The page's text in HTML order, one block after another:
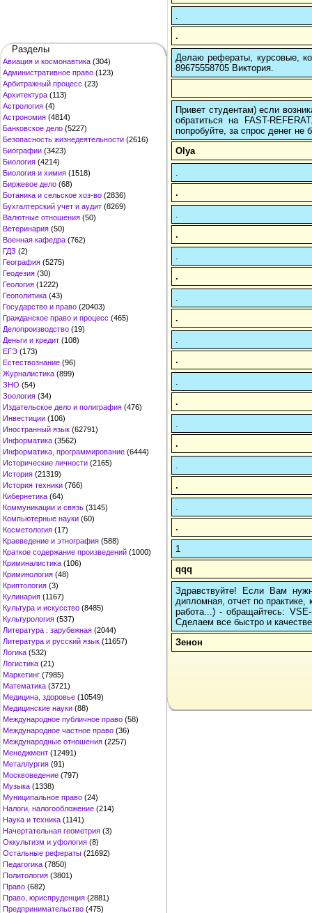
Разделы
Авиация и космонавтика (304)
Административное право (123)
Арбитражный процесс (23)
Архитектура (113)
Астрология (4)
Астрономия (4814)
Банковское дело (5227)
Безопасность жизнедеятельности (2616)
Биографии (3423)
Биология (4214)
Биология и химия (1518)
Биржевое дело (68)
Ботаника и сельское хоз-во (2836)
Бухгалтерский учет и аудит (8269)
Валютные отношения (50)
Ветеринария (50)
Военная кафедра (762)
ГДЗ (2)
География (5275)
Геодезия (30)
Геология (1222)
Геополитика (43)
Государство и право (20403)
Гражданское право и процесс (465)
Делопроизводство (19)
Деньги и кредит (108)
ЕГЭ (173)
Естествознание (96)
Журналистика (899)
ЗНО (54)
Зоология (34)
Издательское дело и полиграфия (476)
Инвестиции (106)
Иностранный язык (62791)
Информатика (3562)
Информатика, программирование (6444)
Исторические личности (2165)
История (21319)
История техники (766)
Кибернетика (64)
Коммуникации и связь (3145)
Компьютерные науки (60)
Косметология (17)
Краеведение и этнография (588)
Краткое содержание произведений (1000)
Криминалистика (106)
Криминология (48)
Криптология (3)
Кулинария (1167)
Культура и искусство (8485)
Культурология (537)
Литература : зарубежная (2044)
Литература и русский язык (11657)
Логика (532)
Логистика (21)
Маркетинг (7985)
Математика (3721)
Медицина, здоровье (10549)
Медицинские науки (88)
Международное публичное право (58)
Международное частное право (36)
Международные отношения (2257)
Менеджмент (12491)
Металлургия (91)
Москвоведение (797)
Музыка (1338)
Муниципальное право (24)
Налоги, налогообложение (214)
Наука и техника (1141)
Начертательная геометрия (3)
Оккультизм и уфология (8)
Остальные рефераты (21692)
Педагогика (7850)
Политология (3801)
Право (682)
Право, юриспруденция (2881)
Предпринимательство (475)
.
Делаю рефераты, курсовые,
89675558705 Виктория.
Привет студентам) если
обратиться на FAST-
попробуйте, за спрос денег не
Olya
.
.
.
.
.
.
.
.
.
1
qqq
Здравствуйте! Если Вам
дипломная, отчет по
работа...) - обращайтесь:
Сделаем все быстро и
Зенон